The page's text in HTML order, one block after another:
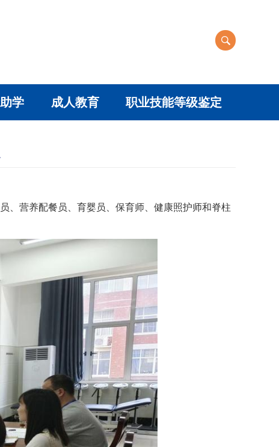
学 成人教育 职业技能等级鉴定
、营养配餐员、育婴员、保育师、健康照护师和脊柱